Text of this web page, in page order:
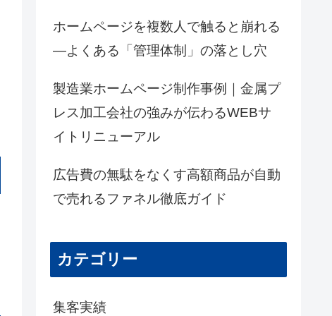
ホームページを複数人で触ると崩れる
―よくある「管理体制」の落とし穴
製造業ホームページ制作事例｜金属プ
レス加工会社の強みが伝わるWEBサ
イトリニューアル
広告費の無駄をなくす高額商品が自動
で売れるファネル徹底ガイド
カテゴリー
集客実績